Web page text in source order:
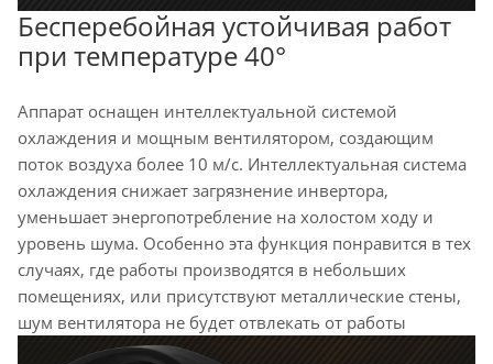
Бесперебойная устойчивая работ
при температуре 40°
Аппарат оснащен интеллектуальной системой
охлаждения и мощным вентилятором, создающим
поток воздуха более 10 м/с. Интеллектуальная система
охлаждения снижает загрязнение инвертора,
уменьшает энергопотребление на холостом ходу и
уровень шума. Особенно эта функция понравится в тех
случаях, где работы производятся в небольших
помещениях, или присутствуют металлические стены,
шум вентилятора не будет отвлекать от работы